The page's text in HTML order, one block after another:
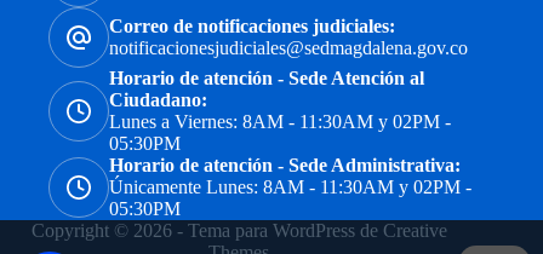
Correo de notificaciones judiciales:
notificacionesjudiciales@sedmagdalena.gov.co
Horario de atención - Sede Atención al
Ciudadano:
Lunes a Viernes: 8AM - 11:30AM y 02PM -
05:30PM
Horario de atención - Sede Administrativa:
Únicamente Lunes: 8AM - 11:30AM y 02PM -
05:30PM
Copyright © 2026 - Tema para WordPress de Creative